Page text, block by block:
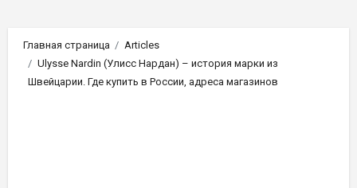
Главная страница
Articles
Ulysse Nardin (Улисс Нардан) – история марки из
Швейцарии. Где купить в России, адреса магазинов